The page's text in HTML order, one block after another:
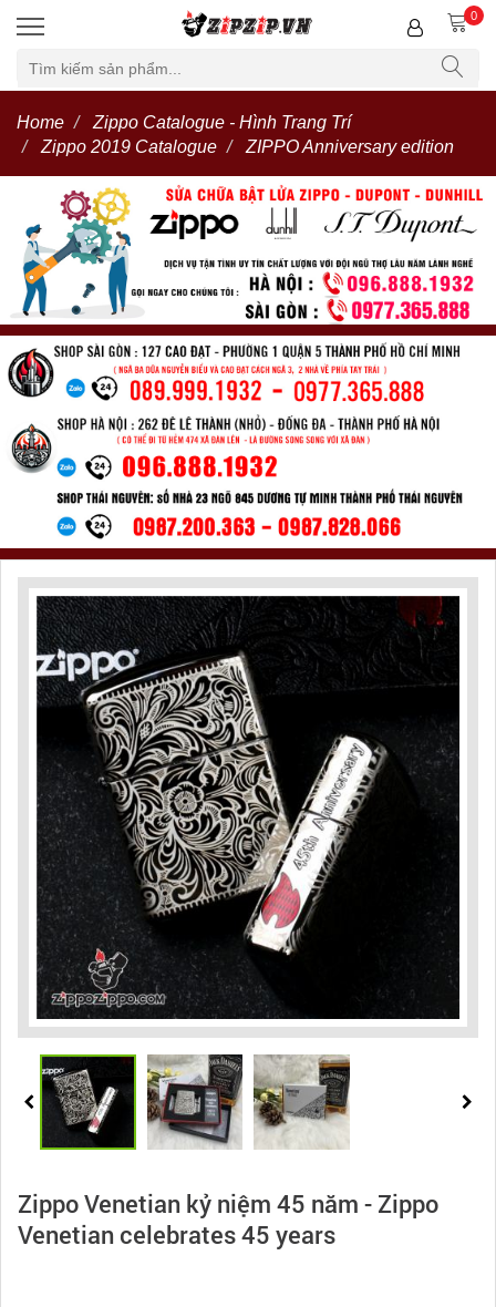
0
Home
Zippo Catalogue - Hình Trang Trí
Zippo 2019 Catalogue
ZIPPO Anniversary edition
Zippo Venetian kỷ niệm 45 năm - Zippo
Venetian celebrates 45 years